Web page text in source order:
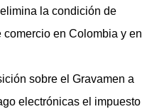
la condición de
en Colombia y en
sobre el Gravamen a
electrónicas el impuesto